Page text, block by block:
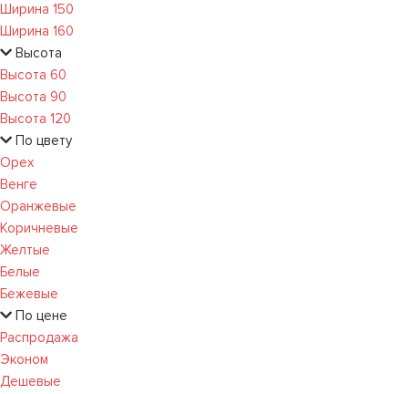
Ширина 150
Ширина 160
Высота
Высота 60
Высота 90
Высота 120
По цвету
Орех
Венге
Оранжевые
Коричневые
Желтые
Белые
Бежевые
По цене
Распродажа
Эконом
Дешевые